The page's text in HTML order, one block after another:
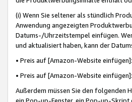
(i) Wenn Sie seltener als stündlich
Anwendung angezeigten
Datums-/Uhrzeitstempel einfügen.
und aktualisiert haben, kann der
• Preis auf [Amazon-Website
• Preis auf [Amazon-Website
Außerdem müssen Sie den folgenden
ein Pop-up-Fenster, ein Pop-up-